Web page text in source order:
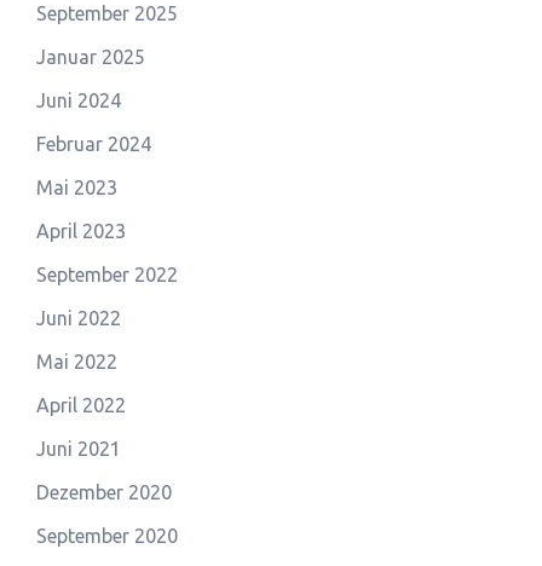
September 2025
Januar 2025
Juni 2024
Februar 2024
Mai 2023
April 2023
September 2022
Juni 2022
Mai 2022
April 2022
Juni 2021
Dezember 2020
September 2020